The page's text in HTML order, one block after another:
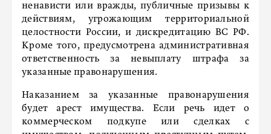
ненависти или вражды, публичные призывы к
действиям, угрожающим территориальной
целостности России, и дискредитацию ВС РФ.
Кроме того, предусмотрена административная
ответственность за невыплату штрафа за
указанные правонарушения.
Наказанием за указанные правонарушения
будет арест имущества. Если речь идет о
коммерческом подкупе или сделках с